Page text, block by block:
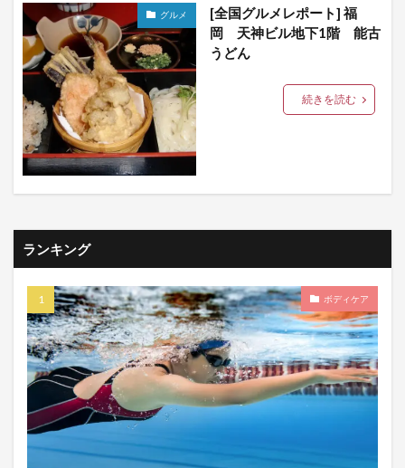
グルメ
[全国グルメレポート] 福
岡 天神ビル地下1階 能古
うどん
続きを読む
ランキング
ボディケア